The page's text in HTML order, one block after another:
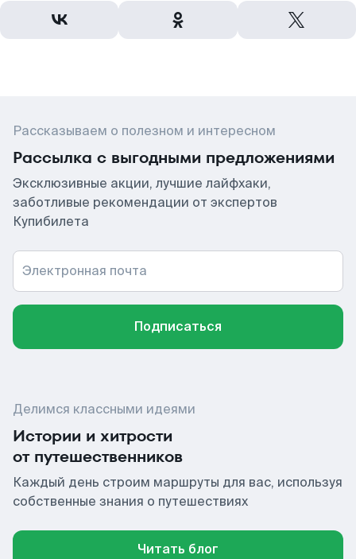
Рассказываем о полезном и интересном
Рассылка с выгодными предложениями
Эксклюзивные акции, лучшие лайфхаки,
заботливые рекомендации от экспертов
Купибилета
Электронная почта
Подписаться
Делимся классными идеями
Истории и хитрости
от путешественников
Каждый день строим маршруты для вас, используя
собственные знания о путешествиях
Читать блог